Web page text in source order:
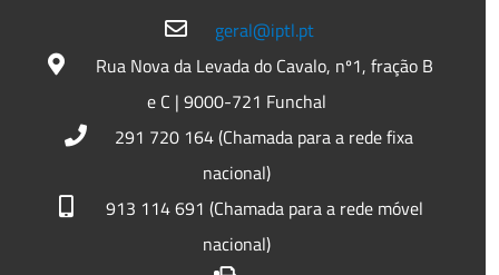
geral@iptl.pt
Rua Nova da Levada do Cavalo, nº1, fração B
e C | 9000-721 Funchal
291 720 164 (Chamada para a rede fixa
nacional)
913 114 691 (Chamada para a rede móvel
nacional)